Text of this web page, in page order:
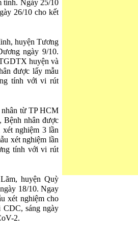
tính. Ngày 25/10
26/10 cho kết
huyện Tương
ngày 9/10.
huyện và
được lấy mẫu
tính với vi rút
từ TP HCM
Bệnh nhân được
nghiệm 3 lần
xét nghiệm lần
tính với vi rút
huyện Quỳ
18/10. Ngay
xét nghiệm cho
sáng ngày
2.